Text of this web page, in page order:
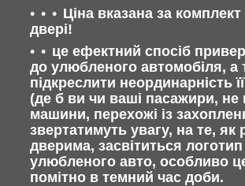
Ціна вказана за комплект
двері!
це ефектний спосіб
до улюбленого автомобіля, а
підкреслити неординарність
(де б ви чи ваші пасажири, не
машини, перехожі із
звертатимуть увагу, на те, як
дверима, засвітиться
улюбленого авто, особливо
помітно в темний час доби.